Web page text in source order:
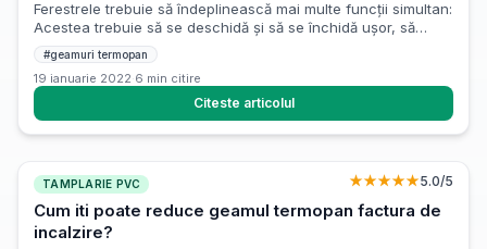
Ferestrele trebuie să îndeplinească mai multe funcții simultan:
Acestea trebuie să se deschidă și să se închidă ușor, să
asigure izolarea fonică și termică, precum și să protejeze
împotriva curenților de aer, oferind în același timp o vedere
perfectă. Pentru a îndeplini toate aceste cerințe, este
esențial ca ferestrele să fie reglate corespunzător. Din
fericire, […]
#geamuri termopan
19 ianuarie 2022·6 min citire
Citeste articolul
TAMPLARIE PVC ★★★★★5.0/5
Cum iti poate reduce geamul termopan factura de
incalzire?